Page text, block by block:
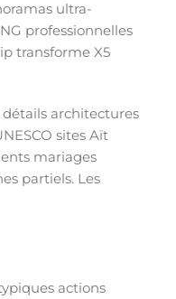
ultra-
professionnelles
transforme X5
architectures
sites Aït
mariages
partiels. Les
actions